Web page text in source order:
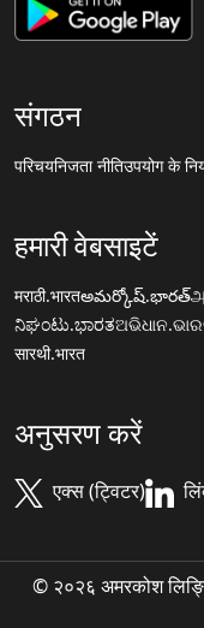
संगठन
परिचयनिजता नीतिउपयोग के
हमारी वेबसाइटें
मराठी.भारतఅమర్కోష్.భారత్
ನಿಘಂಟು.ಭಾರತ
सारथी.भारत
अनुसरण करें
एक्स (ट्विटर)
© २०२६ अमरकोश